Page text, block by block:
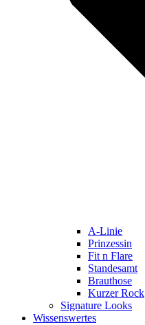
A-Linie
Prinzessin
Fit n Flare
Standesamt
Brauthose
Kurzer Rock
Signature Looks
Wissenswertes